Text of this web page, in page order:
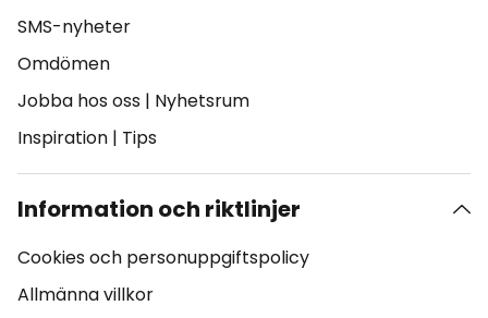
SMS-nyheter
Omdömen
Jobba hos oss | Nyhetsrum
Inspiration | Tips
Information och riktlinjer
Cookies och personuppgiftspolicy
Allmänna villkor